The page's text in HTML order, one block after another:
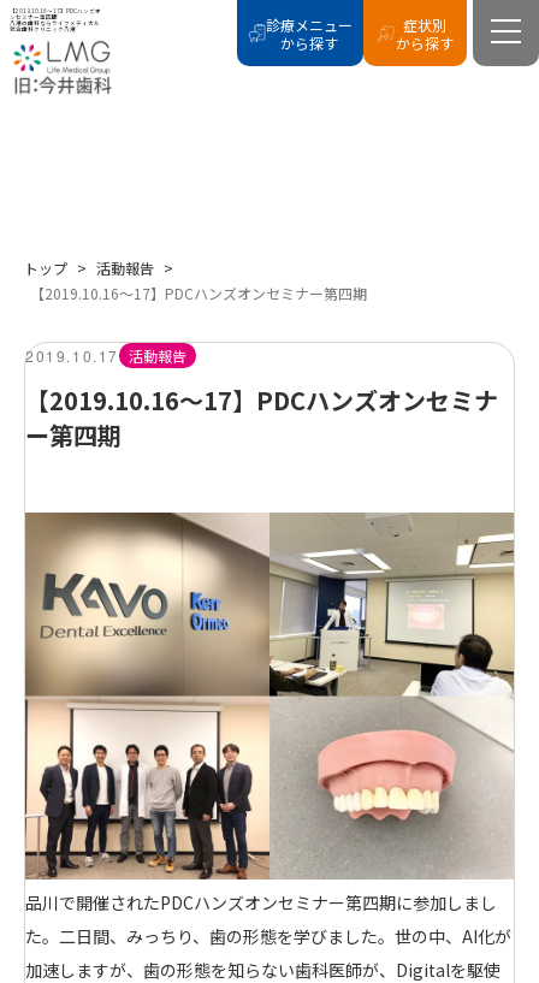
【2019.10.16～17】PDCハンズオ
ンセミナー第四期
八潮の歯科ならライフメディカル
総合歯科クリニック八潮
診療メニュー
から探す
症状別
から探す
トップ > 活動報告 >
【2019.10.16～17】PDCハンズオンセミナー第四期
2019.10.17 活動報告
【2019.10.16～17】PDCハンズオンセミナ
ー第四期
品川で開催されたPDCハンズオンセミナー第四期に参加しまし
た。二日間、みっちり、歯の形態を学びました。世の中、AI化が
加速しますが、歯の形態を知らない歯科医師が、Digitalを駆使